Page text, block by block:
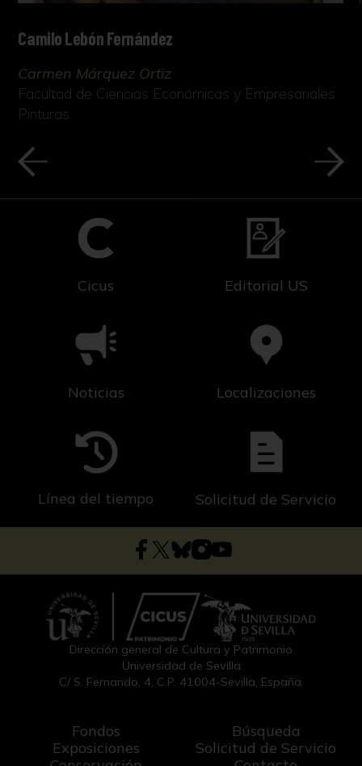
Camilo Lebón Fernández
Carmen Márquez Ortiz
Facultad de Ciencias Económicas y Empresariales
Pinturas
Cicus Editorial US
Noticias Localizaciones
Línea del tiempo Solicitud de Servicio
Dirección general de Cultura y Patrimonio
Universidad de Sevilla
C/ S. Fernando, 4, C.P. 41004-Sevilla, España.
Fondos
Exposiciones
Búsqueda
Solicitud de Servicio